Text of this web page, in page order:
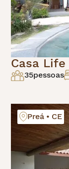
Casa Life
35pessoas
Preá • CE